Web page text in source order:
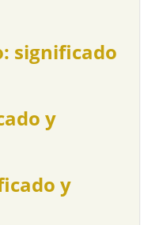
significado
y
y